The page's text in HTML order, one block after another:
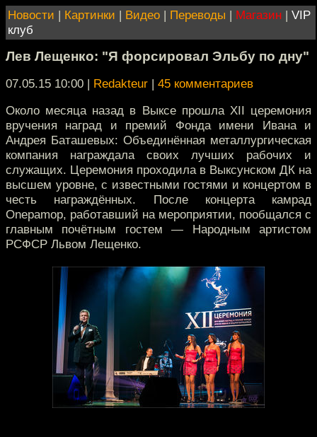
Новости | Картинки | Видео | Переводы | Магазин | VIP
клуб
Лев Лещенко: "Я форсировал Эльбу по дну"
07.05.15 10:00 | Redakteur | 45 комментариев
Около месяца назад в Выксе прошла XII церемония
вручения наград и премий Фонда имени Ивана и
Андрея Баташевых: Объединённая металлургическая
компания награждала своих лучших рабочих и
служащих. Церемония проходила в Выксунском ДК на
высшем уровне, с известными гостями и концертом в
честь награждённых. После концерта камрад
Onepamop, работавший на мероприятии, пообщался с
главным почётным гостем — Народным артистом
РСФСР Львом Лещенко.